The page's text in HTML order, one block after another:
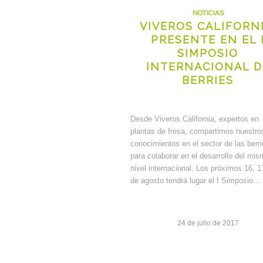
NOTICIAS
VIVEROS
PRESENTE EN EL I
SIMPOSIO
INTERNACIONAL
BERRIES
Desde Viveros California, expertos en
plantas de fresa, compartimos
conocimientos en el sector de las
para colaborar en el desarrollo del
nivel internacional. Los próximos 16,
de agosto tendrá lugar el I Simposio…
24 de julio de 2017